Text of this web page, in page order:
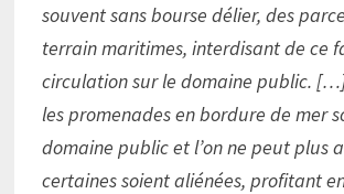
souvent sans bourse délier, des
terrain maritimes, interdisant de ce
circulation sur le domaine public.
les promenades en bordure de mer
domaine public et l’on ne peut plus
certaines soient aliénées, profitant